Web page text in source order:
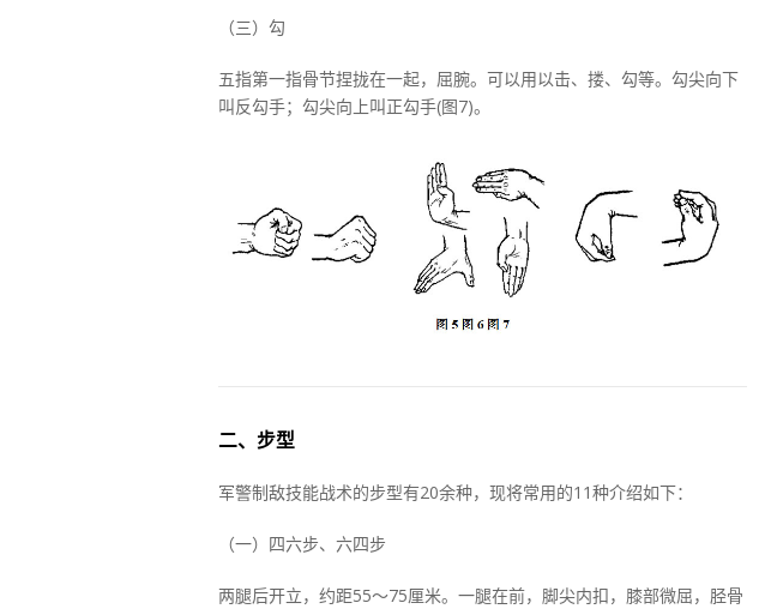
（三）勾
五指第一指骨节捏拢在一起，屈腕。可以用以击、搂、勾等。勾尖向下
叫反勾手；勾尖向上叫正勾手(图7)。
二、步型
军警制敌技能战术的步型有20余种，现将常用的11种介绍如下：
（一）四六步、六四步
两腿后开立，约距55～75厘米。一腿在前，脚尖内扣，膝部微屈，胫骨